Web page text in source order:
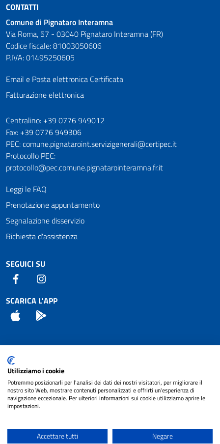
CONTATTI
Comune di Pignataro Interamna
Via Roma, 57 - 03040 Pignataro Interamna (FR)
Codice fiscale: 81003050606
P.IVA: 01495250605
Email e Posta elettronica Certificata
Fatturazione elettronica
Numeri utili
Centralino: +39 0776 949012
Fax: +39 0776 949306
PEC: comune.pignataroint.servizigenerali@certipec.it
Protocollo PEC:
protocollo@pec.comune.pignatarointeramna.fr.it
Leggi le FAQ
Prenotazione appuntamento
Segnalazione disservizio
Richiesta d'assistenza
SEGUICI SU
Facebook
SCARICA L'APP
App Store
Attuazione Misure PNRR
Piano di miglioramento del sito
Note legali
cura diNET SMART
Utilizziamo i cookie
Potremmo posizionarli per l'analisi dei dati dei nostri visitatori, per migliorare il
nostro sito Web, mostrare contenuti personalizzati e offrirti un'esperienza di
navigazione eccezionale. Per ulteriori informazioni sui cookie utilizziamo aprire le
impostazioni.
Accettare tutti Negare